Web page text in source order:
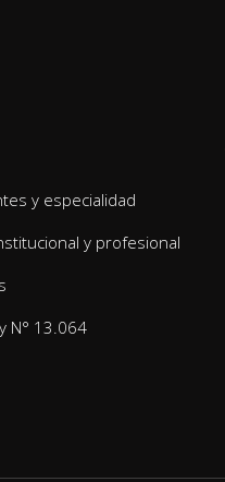
y especialidad
y profesional
N° 13.064